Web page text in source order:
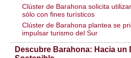
Clúster de Barahona solicita
sólo con fines turísticos
Clúster de Barahona plantea se
impulsar turismo del Sur
Descubre Barahona: Hacia un